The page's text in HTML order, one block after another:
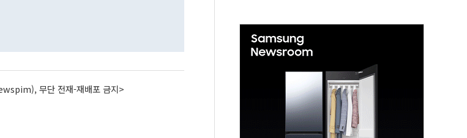
무단 전재-재배포 금지>